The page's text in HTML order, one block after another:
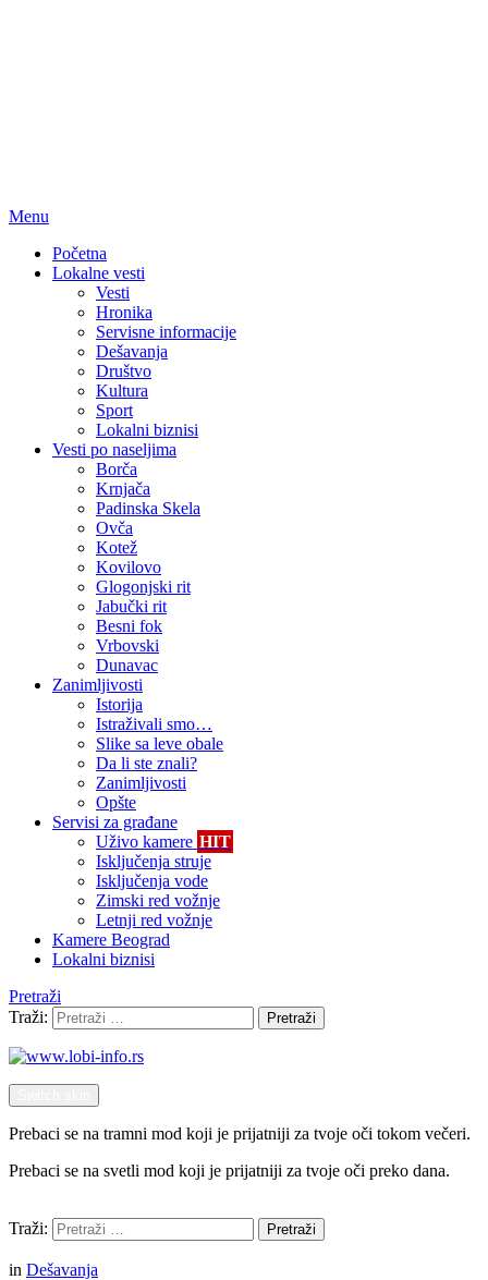
Menu
Početna
Lokalne vesti
Vesti
Hronika
Servisne informacije
Dešavanja
Društvo
Kultura
Sport
Lokalni biznisi
Vesti po naseljima
Borča
Krnjača
Padinska Skela
Ovča
Kotež
Kovilovo
Glogonjski rit
Jabučki rit
Besni fok
Vrbovski
Dunavac
Zanimljivosti
Istorija
Istraživali smo…
Slike sa leve obale
Da li ste znali?
Zanimljivosti
Opšte
Servisi za građane
Uživo kamere HIT
Isključenja struje
Isključenja vode
Zimski red vožnje
Letnji red vožnje
Kamere Beograd
Lokalni biznisi
Pretraži
Traži:
Pretraži
Prebaci se na tramni mod koji je prijatniji za tvoje oči tokom večeri.
Prebaci se na svetli mod koji je prijatniji za tvoje oči preko dana.
Traži:
Pretraži
in Dešavanja